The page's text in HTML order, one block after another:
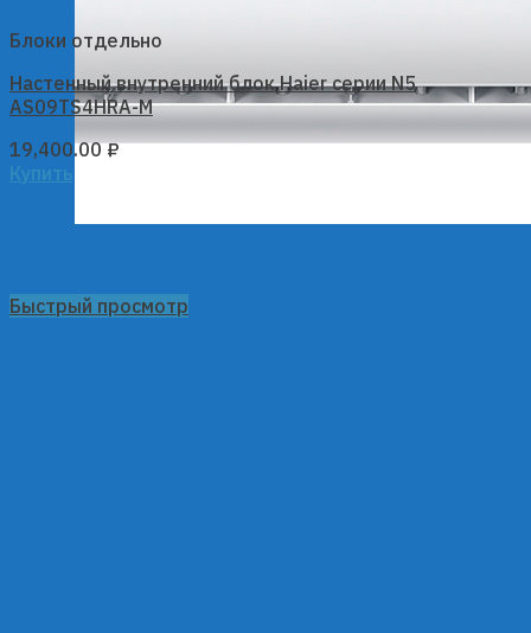
Быстрый просмотр
Блоки отдельно
Настенный внутренний блок Haier серии N5
AS09TS4HRA-M
19,400.00₽
Купить